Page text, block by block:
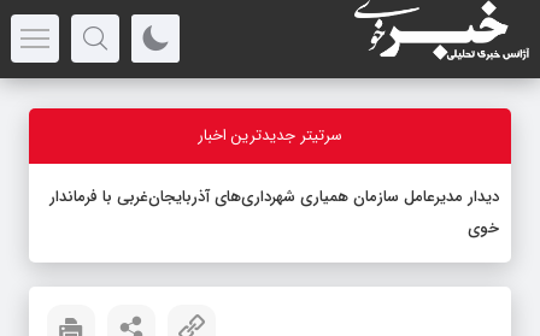
سرتیتر جدیدترین اخبار
دیدار مدیرعامل سازمان همیاری شهرداری‌های آذربایجان‌غربی با فرماندار
خوی